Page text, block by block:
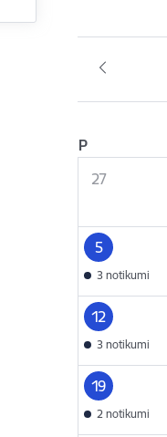
P
27
5
3 notikumi
12
3 notikumi
19
2 notikumi